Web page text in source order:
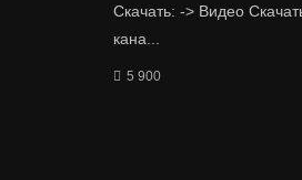
Скачать: -> Видео
кана...
5 900